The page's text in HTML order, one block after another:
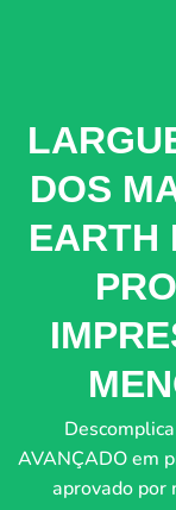
DOS
EARTH
AVANÇADO em
aprovado por